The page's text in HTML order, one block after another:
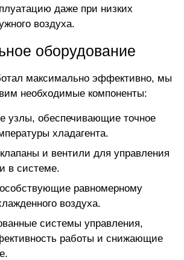
даже при низких
воздуха.
оборудование
максимально эффективно, мы
необходимые компоненты:
узлы, обеспечивающие точное
хладагента.
и вентили для управления
в системе.
равномерному
воздуха.
системы управления,
работы и снижающие